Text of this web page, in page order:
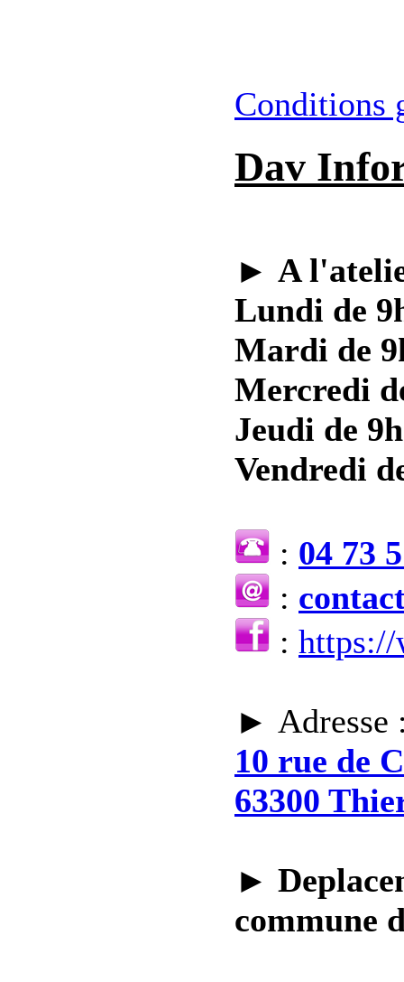
Conditions
Dav
► A
Lundi de
Mardi de
Mercredi
Jeudi de
Vendredi
: 04 73
:
:
► Adresse
10 rue de
63300
►
commune